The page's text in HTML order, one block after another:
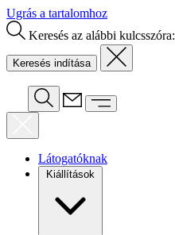
Ugrás a tartalomhoz
Keresés az alábbi kulcsszóra:
Látogatóknak
Kiállítások